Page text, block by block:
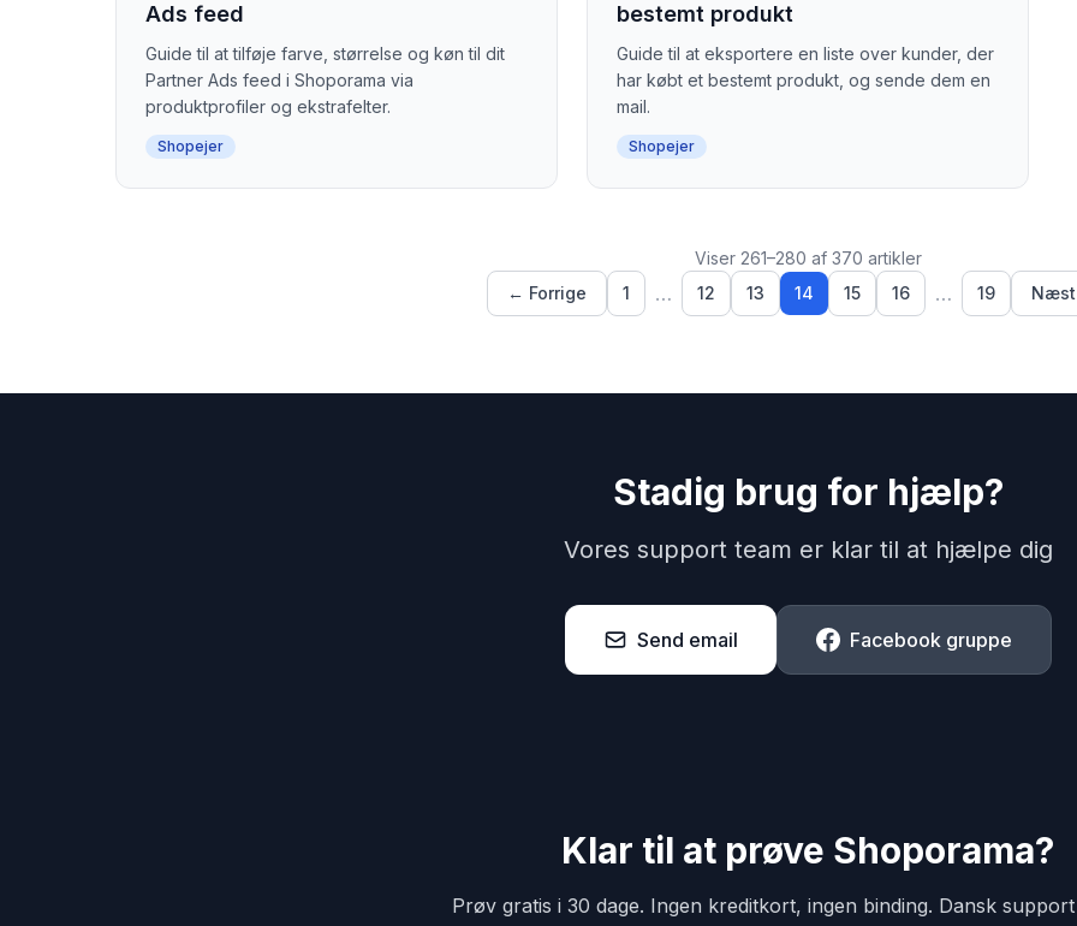
Ads feed
Guide til at tilføje farve, størrelse og køn til dit
Partner Ads feed i Shoporama via
produktprofiler og ekstrafelter.
Shopejer
bestemt produkt
Guide til at eksportere en liste over kunder, der
har købt et bestemt produkt, og sende dem en
mail.
Shopejer
Viser 261–280 af 370 artikler
← Forrige
1 … 12 13 14 15 16 … 19
Stadig brug for hjælp?
Vores support team er klar til at hjælpe dig
Send email Facebook gruppe
Klar til at prøve Shoporama?
Prøv gratis i 30 dage. Ingen kreditkort, ingen binding. Dansk